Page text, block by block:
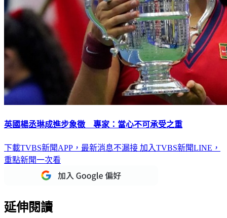
英國楊丞琳成進步象徵 專家：當心不可承受之重
下載TVBS新聞APP，最新消息不漏接 加入TVBS新聞LINE，
重點新聞一次看
延伸閱讀